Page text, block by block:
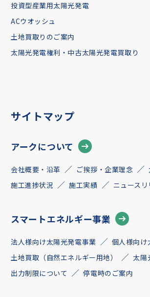
投資型産業用太陽光発電
ACウオッシュ
土地買取りのご案内
太陽光発電権利・中古太陽光発電買取り
サイトマップ
アークについて
会社概要・沿革 ご挨拶・企業理念
施工進捗状況
施工実績 ニュース
スマートエネルギー事業
法人様向け太陽光発電事業 個人様向け
土地買取（自然エネルギー用地）
太陽
出力制限について
停電時のご案内